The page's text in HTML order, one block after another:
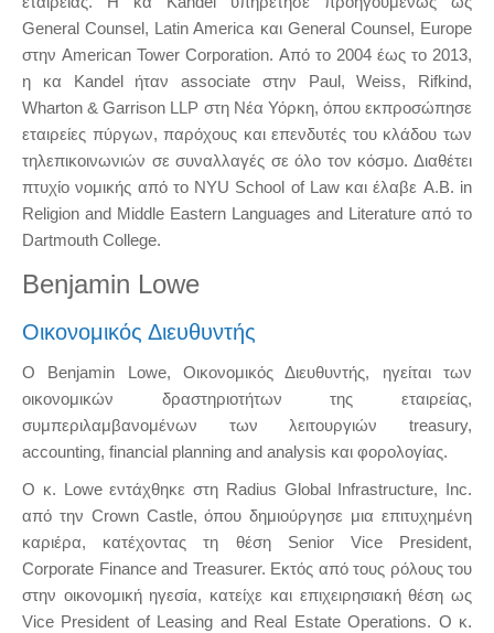
General Counsel, Latin America και General Counsel, Europe
στην American Tower Corporation. Από το 2004 έως το 2013,
η κα Kandel ήταν associate στην Paul, Weiss, Rifkind,
Wharton & Garrison LLP στη Νέα Υόρκη, όπου εκπροσώπησε
εταιρείες πύργων, παρόχους και επενδυτές του κλάδου των
τηλεπικοινωνιών σε συναλλαγές σε όλο τον κόσμο. Διαθέτει
πτυχίο νομικής από το NYU School of Law και έλαβε A.B. in
Religion and Middle Eastern Languages and Literature από το
Dartmouth College.
Benjamin Lowe
Οικονομικός Διευθυντής
Ο Benjamin Lowe, Οικονομικός Διευθυντής, ηγείται των
οικονομικών δραστηριοτήτων της εταιρείας,
συμπεριλαμβανομένων των λειτουργιών treasury,
accounting, financial planning and analysis και φορολογίας.
Ο κ. Lowe εντάχθηκε στη Radius Global Infrastructure, Inc.
από την Crown Castle, όπου δημιούργησε μια επιτυχημένη
καριέρα, κατέχοντας τη θέση Senior Vice President,
Corporate Finance and Treasurer. Εκτός από τους ρόλους του
στην οικονομική ηγεσία, κατείχε και επιχειρησιακή θέση ως
Vice President of Leasing and Real Estate Operations. Ο κ.